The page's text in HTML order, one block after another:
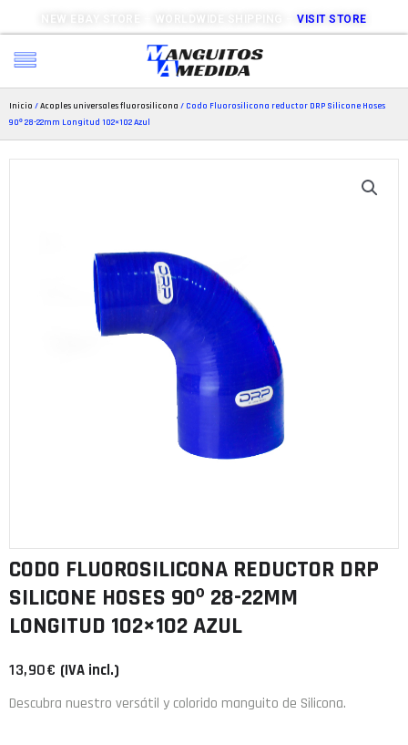
NEW EBAY STORE – WORLDWIDE SHIPPING –VISIT STORE
Inicio /Acoples universales fluorosilicona / Codo Fluorosilicona reductor DRP Silicone Hoses
90º 28-22mm Longitud 102×102 Azul
CODO FLUOROSILICONA REDUCTOR DRP
SILICONE HOSES 90º 28-22MM
LONGITUD 102×102 AZUL
13,90€ (IVA incl.)
Descubra nuestro versátil y colorido manguito de Silicona.